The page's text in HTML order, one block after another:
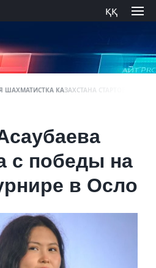
ққ
ШАХМАТИСТКА КАЗАХСТАНА СТАРТОВАЛА С
с победы на
в Осло